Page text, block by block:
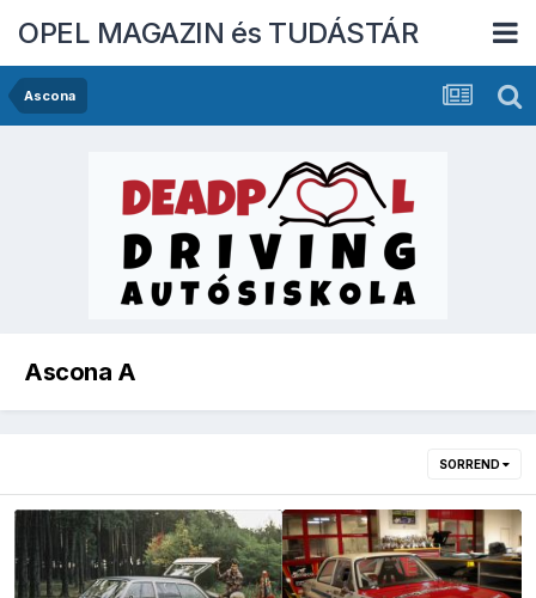
OPEL MAGAZIN és TUDÁSTÁR
Ascona
Ascona A
SORREND